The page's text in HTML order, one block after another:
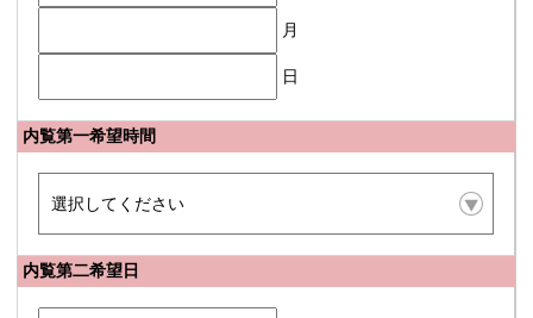
月
日
内覧第一希望時間
内覧第二希望日